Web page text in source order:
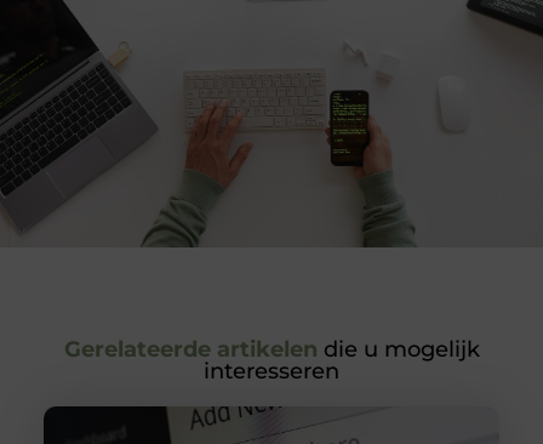
Gerelateerde artikelen die u mogelijk
interesseren